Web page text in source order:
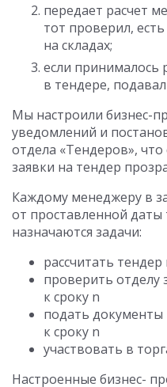
передает расчет
тот проверил,
на складах;
если принималось
в тендере,
Мы настроили бизнес-
уведомлений и
отдела «Тендеров»,
заявки на тендер
Каждому менеджеру в
от проставленной даты
назначаются задачи:
рассчитать тендер
проверить отделу
к сроку n
подать документы
к сроку n
участвовать в
Настроенные бизнес-